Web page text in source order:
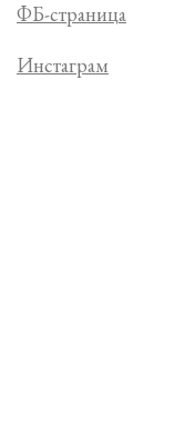
ФБ-страница
Инстаграм